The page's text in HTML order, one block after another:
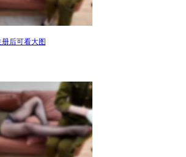
册后可看大图